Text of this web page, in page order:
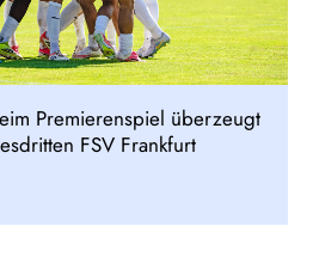
Premierenspiel überzeugt
FSV Frankfurt